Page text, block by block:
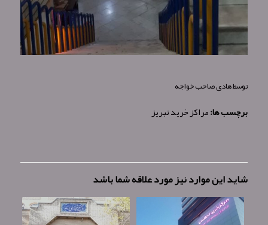
توسطهادی صاحب خواجه
برچسب ها:مراکز خرید تبریز
شاید این موارد نیز مورد علاقه شما باشد